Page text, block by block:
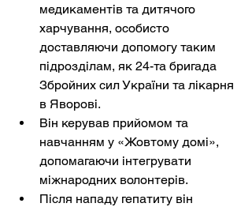
медикаментів та дитячого
харчування, особисто
доставляючи допомогу таким
підрозділам, як 24-та бригада
Збройних сил України та лікарня
в Яворові.
Він керував прийомом та
навчанням у «Жовтому домі»,
допомагаючи інтегрувати
міжнародних волонтерів.
Після нападу гепатиту він